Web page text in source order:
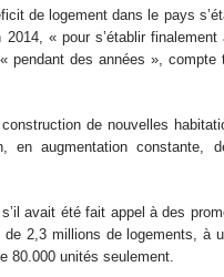
de logement dans le pays
« pour s’établir
pendant des années », compte
de nouvelles
en augmentation constante,
s’il avait été fait appel à des
2,3 millions de logements, à
80.000 unités seulement.